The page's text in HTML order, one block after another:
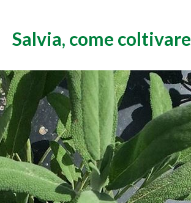
Salvia, come coltivare